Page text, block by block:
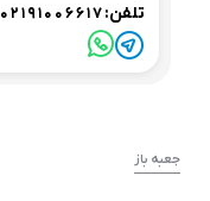
تلفن:02191006617
جعبه باز